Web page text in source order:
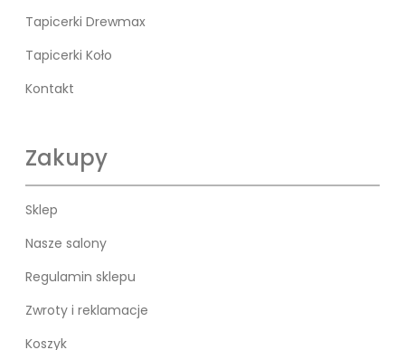
Tapicerki Drewmax
Tapicerki Koło
Kontakt
Zakupy
Sklep
Nasze salony
Regulamin sklepu
Zwroty i reklamacje
Koszyk